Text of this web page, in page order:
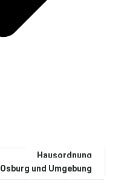
Hausordnung
Osburg und Umgebung
Buchungskalender